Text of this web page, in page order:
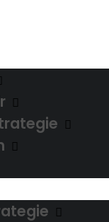
wir Ihre
für Ihre